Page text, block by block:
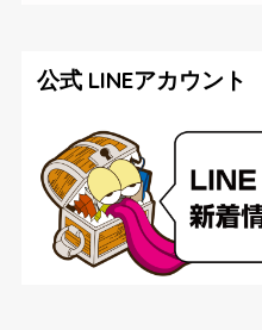
公式 LINEアカウント